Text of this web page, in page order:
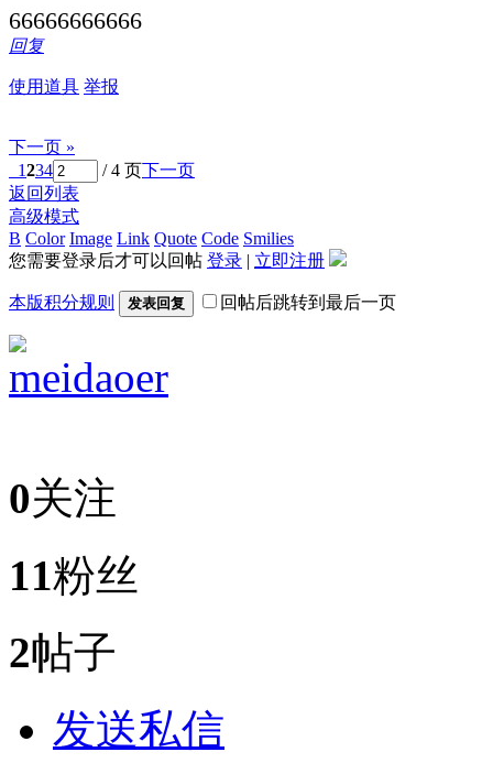
66666666666
回复
使用道具 举报
下一页 »
1234 / 4 页下一页
返回列表
高级模式
B Color Image Link Quote Code Smilies
您需要登录后才可以回帖 登录 | 立即注册
本版积分规则 发表回复 回帖后跳转到最后一页
meidaoer
0关注
11粉丝
2帖子
发送私信